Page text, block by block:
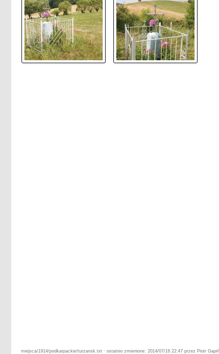
miejsca/1914/podkarpackie/turzansk.txt · ostatnio zmienione: 2014/07/16 22:47 przez Piotr